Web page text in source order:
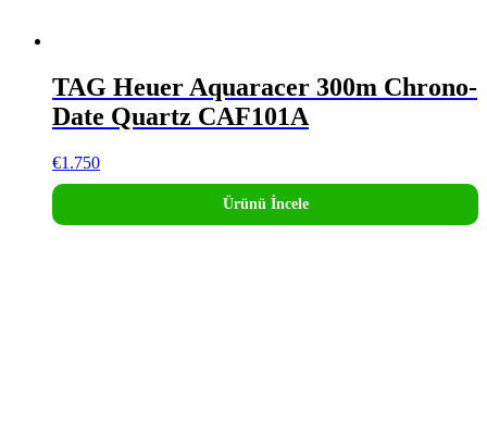
TAG Heuer Aquaracer 300m Chrono-
Date Quartz CAF101A
€1.750
Ürünü İncele